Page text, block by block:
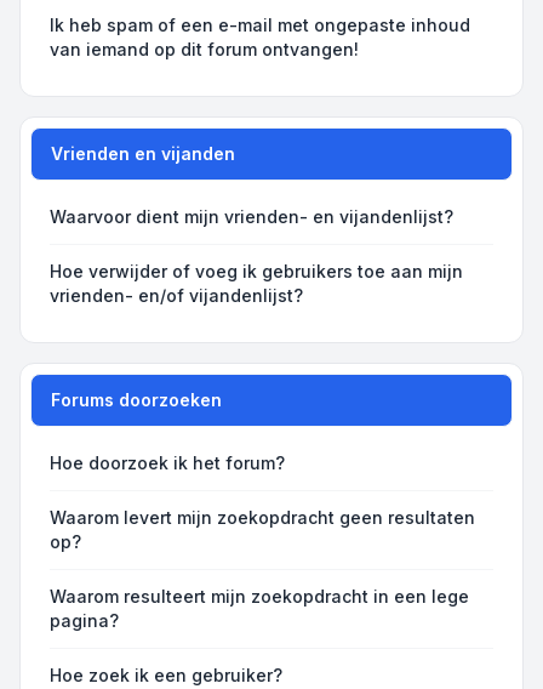
Ik heb spam of een e-mail met ongepaste inhoud
van iemand op dit forum ontvangen!
Vrienden en vijanden
Waarvoor dient mijn vrienden- en vijandenlijst?
Hoe verwijder of voeg ik gebruikers toe aan mijn
vrienden- en/of vijandenlijst?
Forums doorzoeken
Hoe doorzoek ik het forum?
Waarom levert mijn zoekopdracht geen resultaten
op?
Waarom resulteert mijn zoekopdracht in een lege
pagina?
Hoe zoek ik een gebruiker?